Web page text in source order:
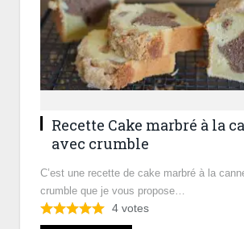
Recette Cake marbré à la
avec crumble
C’est une recette de cake marbré à la
crumble que je vous propose…
4 votes